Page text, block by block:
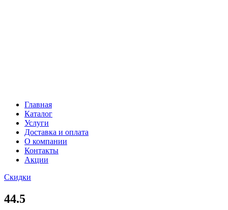
Главная
Каталог
Услуги
Доставка и оплата
О компании
Контакты
Акции
Скидки
44.5